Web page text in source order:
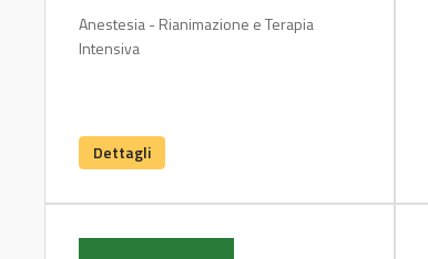
Anestesia - Rianimazione e Terapia
Intensiva
Dettagli